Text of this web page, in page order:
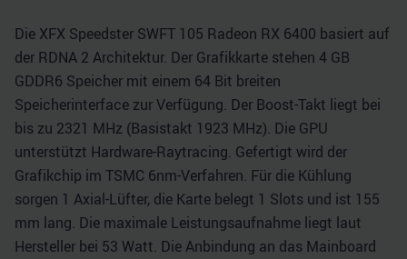
Die XFX Speedster SWFT 105 Radeon RX 6400 basiert auf
der RDNA 2 Architektur. Der Grafikkarte stehen 4 GB
GDDR6 Speicher mit einem 64 Bit breiten
Speicherinterface zur Verfügung. Der Boost-Takt liegt bei
bis zu 2321 MHz (Basistakt 1923 MHz). Die GPU
unterstützt Hardware-Raytracing. Gefertigt wird der
Grafikchip im TSMC 6nm-Verfahren. Für die Kühlung
sorgen 1 Axial-Lüfter, die Karte belegt 1 Slots und ist 155
mm lang. Die maximale Leistungsaufnahme liegt laut
Hersteller bei 53 Watt. Die Anbindung an das Mainboard